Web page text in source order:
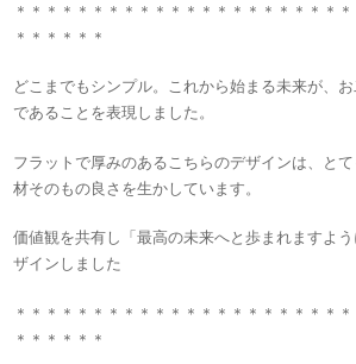
＊＊＊＊＊＊＊＊＊＊＊＊＊＊＊＊＊＊＊＊＊
＊＊＊＊＊＊
どこまでもシンプル。これから始まる未来が、お
であることを表現しました。
フラットで厚みのあるこちらのデザインは、と
材そのもの良さを生かしています。
価値観を共有し「最高の未来へと歩まれますよ
ザインしました
＊＊＊＊＊＊＊＊＊＊＊＊＊＊＊＊＊＊＊＊＊
＊＊＊＊＊＊